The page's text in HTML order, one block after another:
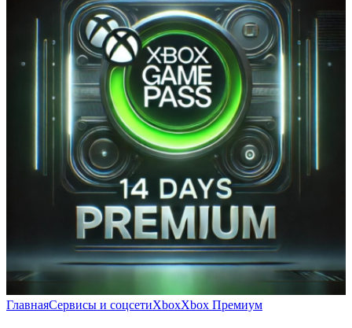
ГлавнаяСервисы и соцсетиXboxXbox Премиум